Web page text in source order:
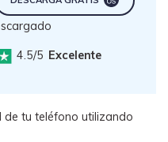
4.5/5 Excelente
de tu teléfono utilizando